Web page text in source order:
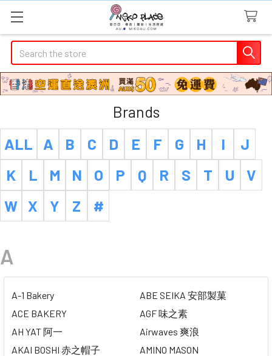
Search
Brands
ALL
A B C D E F G H I
J
K
L M N O P Q R S T U
V
W X Y Z #
A
A-1 Bakery
ABE SEIKA 安部製菓
ACE BAKERY
AGF 味之素
AH YAT 阿一
Airwaves 爽浪
AKAI BOSHI 赤之帽子
AMINO MASON